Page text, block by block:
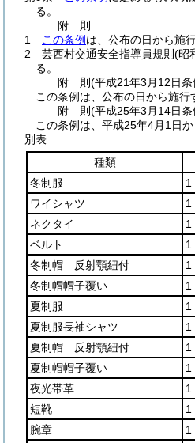
る。
附 則
1
この条例 は、公布の日から施行
2
芸西村交通安全指導員規則 (昭
る。
附 則(平成21年3月12日条
この条例は、公布の日から施行
附 則(平成25年3月14日条
この条例は、平成25年4月1日か
別表
種類
冬制服
1
ワイシャツ
1
ネクタイ
1
ベルト
1
冬制帽 反射顎紐付
1
冬制帽帽子覆い
1
夏制服
1
夏制服長袖シャツ
1
夏制帽 反射顎紐付
1
夏制帽帽子覆い
1
夜光帯革
1
短靴
1
腕章
1